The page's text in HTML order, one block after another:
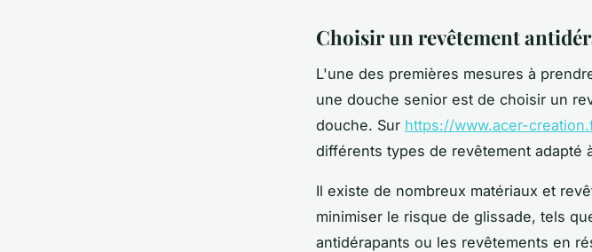
Choisir un revêtement
L'une des premières mesures à
une douche senior est de choisir un
douche. Sur https://www.acer-
différents types de revêtement adapté
Il existe de nombreux matériaux et
minimiser le risque de glissade, tels
antidérapants ou les revêtements en